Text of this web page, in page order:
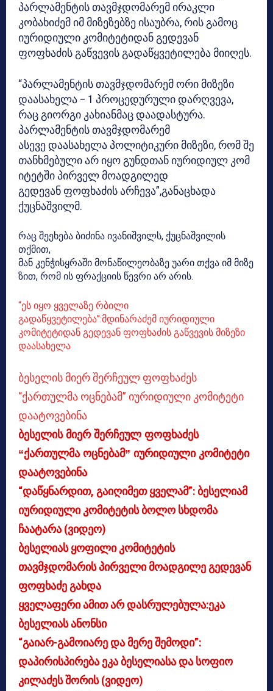
პარლამენტის თავმჯდომარემ ირაკლი
კობახიძემ იმ მიზეზებზე ისაუბრა, რის გამოც
იურიდიული კომიტეტიდან გედევან
ფოფხაძის გაწვევის გადაწყვეტილება მიიღეს.
“პარლამენტის თავმჯდომარემ ორი მიზეზი
დაასახელა – 1 პროცედურული დარღვევა,
რაც გიორგი კახიანმაც დაადასტურა.
პარლამენტის თავმჯდომარემ
ასევე დაასახელა პოლიტიკური მიზეზი, რომ შე
თანხმებული არ იყო გუნდთან იურიდიულ კომ
იტეტში პირველ მოადგილედ
გედევან ფოფხაძის არჩევა”,განაცხადა
ქუცნაშვილმ.
რაც შეეხება ბიძინა ივანიშვილს, ქუცნაშვილის
თქმით,
მან კენჭისყრაში მონაწილეობაზე უარი თქვა იმ მიზე
ზით, რომ ის ფრაქციის წევრი არ არის.
“ეს იყო ყველაზე რბილი
გადაწყვეტილება”:მდინარაძემ იურიდიული
კომიტეტიდან გედევან ფოფხაძის გაწვევის მიზეზი
დაასახელა
ბესელის მიერ შერჩეულ ფოფხაძეს
“ქართულმა ოცნებამ” იურიდიული კომიტეტი
დაატოვებინა
ბესელის მიერ შერჩეულ ფოფხაძეს
“ქართულმა ოცნებამ” იურიდიული კომიტეტი
დაატოვებინა
“დაწყნარდით, გაიღიმეთ ყველამ”: ბესელიამ
იურიდიული კომიტეტის ბოლო სხდომა
ჩაატარა (ვიდეო)
ბესელიას ყოფილი კომიტეტის
თავმჯდომარის პირველი მოადგილე გედევან
ფოფხაძე გახდა
ყველაფერი ამით არ დასრულებულა:ეკა
ბესელიას ანონსი
“გაიარ-გამოიარე და მერე შემოდი”:
დაპირისპირება ეკა ბესელიასა და სოფიო
კილაძეს შორის (ვიდეო)